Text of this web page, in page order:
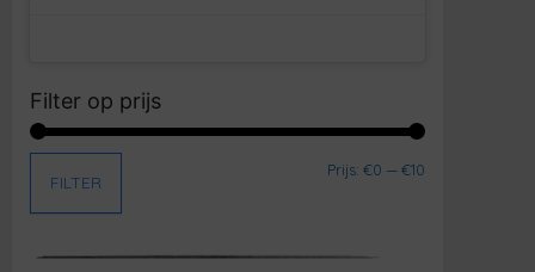
Filter op prijs
FILTER
Prijs: €0 — €10